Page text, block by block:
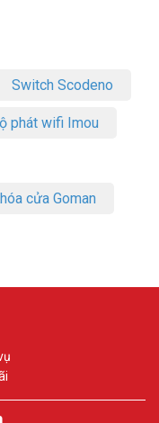
Switch Scodeno
phát wifi Imou
cửa Goman